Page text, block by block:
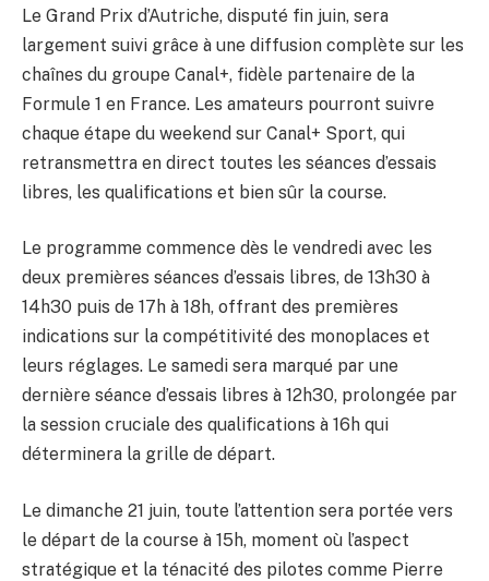
Le Grand Prix d’Autriche, disputé fin juin, sera
largement suivi grâce à une diffusion complète sur les
chaînes du groupe Canal+, fidèle partenaire de la
Formule 1 en France. Les amateurs pourront suivre
chaque étape du weekend sur Canal+ Sport, qui
retransmettra en direct toutes les séances d’essais
libres, les qualifications et bien sûr la course.
Le programme commence dès le vendredi avec les
deux premières séances d’essais libres, de 13h30 à
14h30 puis de 17h à 18h, offrant des premières
indications sur la compétitivité des monoplaces et
leurs réglages. Le samedi sera marqué par une
dernière séance d’essais libres à 12h30, prolongée par
la session cruciale des qualifications à 16h qui
déterminera la grille de départ.
Le dimanche 21 juin, toute l’attention sera portée vers
le départ de la course à 15h, moment où l’aspect
stratégique et la ténacité des pilotes comme Pierre